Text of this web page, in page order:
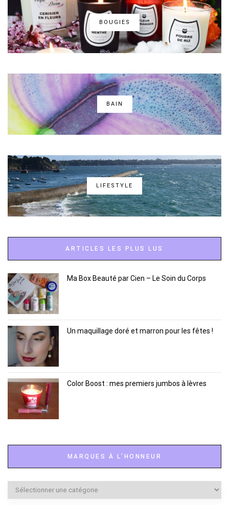
BOUGIES
BAIN
LIFESTYLE
ARTICLES LES PLUS LUS
Ma Box Beauté par Cien – Le Soin du Corps
Un maquillage doré et marron pour les fêtes !
Color Boost : mes premiers jumbos à lèvres
MARQUES À L’HONNEUR
Marques